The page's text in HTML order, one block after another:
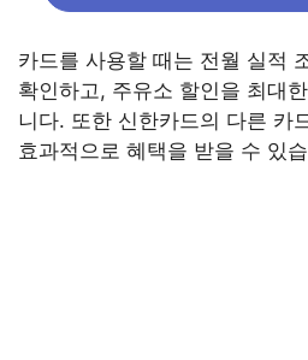
카드를 사용할 때는 전월 실적
확인하고, 주유소 할인을 최대
니다. 또한 신한카드의 다른 카
효과적으로 혜택을 받을 수 있